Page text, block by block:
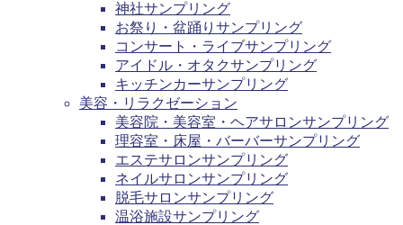
神社サンプリング
お祭り・盆踊りサンプリング
コンサート・ライブサンプリング
アイドル・オタクサンプリング
キッチンカーサンプリング
美容・リラクゼーション
美容院・美容室・ヘアサロンサンプリング
理容室・床屋・バーバーサンプリング
エステサロンサンプリング
ネイルサロンサンプリング
脱毛サロンサンプリング
温浴施設サンプリング